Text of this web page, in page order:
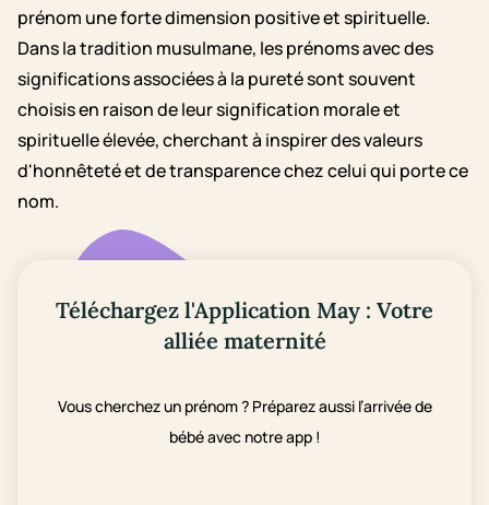
prénom une forte dimension positive et spirituelle.
Dans la tradition musulmane, les prénoms avec des
significations associées à la pureté sont souvent
choisis en raison de leur signification morale et
spirituelle élevée, cherchant à inspirer des valeurs
d'honnêteté et de transparence chez celui qui porte ce
nom.
Téléchargez l'Application May : Votre
alliée maternité
Vous cherchez un prénom ? Préparez aussi l’arrivée de
bébé avec notre app !